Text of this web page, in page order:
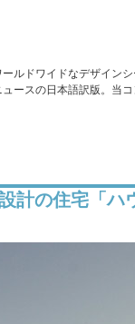
ールドワイドなデザイン
ュースの日本語訳版。当
計の住宅「ハ